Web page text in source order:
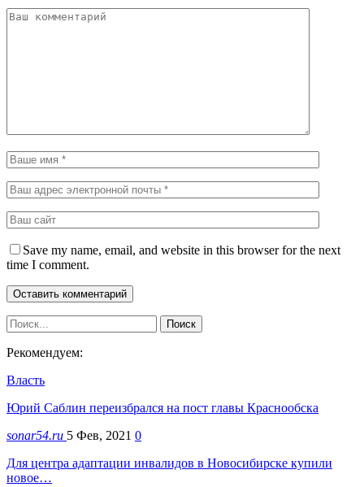
Save my name, email, and website in this browser for the next
time I comment.
Рекомендуем:
Власть
Юрий Саблин переизбрался на пост главы Краснообска
sonar54.ru 5 Фев, 2021 0
Для центра адаптации инвалидов в Новосибирске купили
новое…